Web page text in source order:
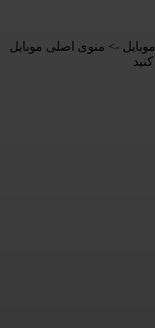
-> منوی اصلی موبایل